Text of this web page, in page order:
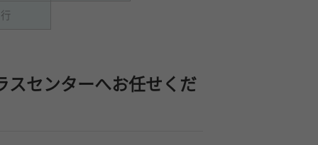
スセンターへお任せくだ